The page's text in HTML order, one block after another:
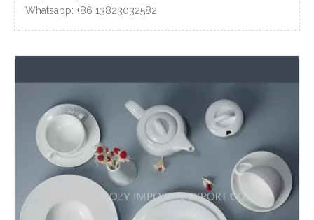
Whatsapp: +86 13823032582